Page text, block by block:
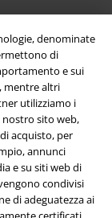
denominate
di
e sui
mentre altri
utilizziamo i
nostro sito web,
acquisto, per
annunci
e su siti web di
condivisi
di adeguatezza ai